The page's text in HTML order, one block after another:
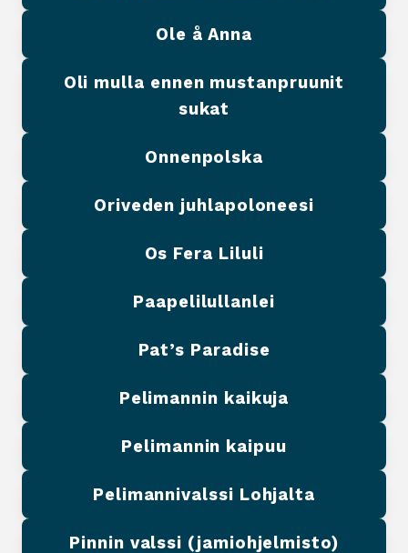
Ole å Anna
Oli mulla ennen mustanpruunit
sukat
Onnenpolska
Oriveden juhlapoloneesi
Os Fera Liluli
Paapelilullanlei
Pat’s Paradise
Pelimannin kaikuja
Pelimannin kaipuu
Pelimannivalssi Lohjalta
Pinnin valssi (jamiohjelmisto)